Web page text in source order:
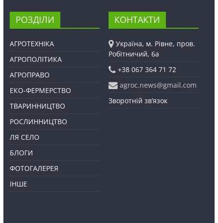
РОЗДІЛИ
АГРОТЕХНІКА
АГРОПОЛІТИКА
АГРОПРАВО
ЕКО-ФЕРМЕРСТВО
ТВАРИННИЦТВО
РОСЛИННИЦТВО
ЛЯ СЕЛО
БЛОГИ
ФОТОГАЛЕРЕЯ
ІНШЕ
КОНТАКТИ
Україна, м. Рівне, пров.
Робітничий, 6а
+38 067 364 71 72
agroc.news@gmail.com
Зворотній зв’язок